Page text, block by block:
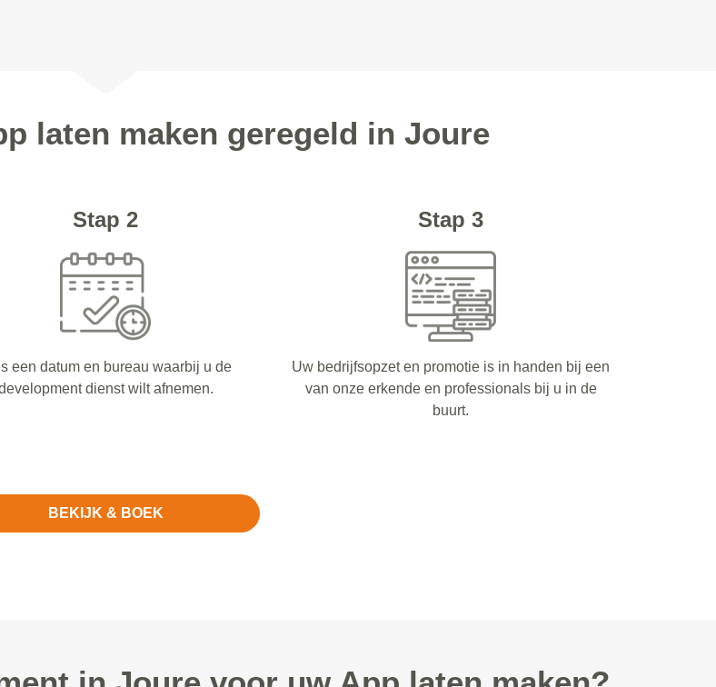
laten maken geregeld in Joure
Stap 2
een datum en bureau waarbij u de
dienst wilt afnemen.
Stap 3
Uw bedrijfsopzet en promotie is in handen bij een
van onze erkende en professionals bij u in de
buurt.
BEKIJK & BOEK